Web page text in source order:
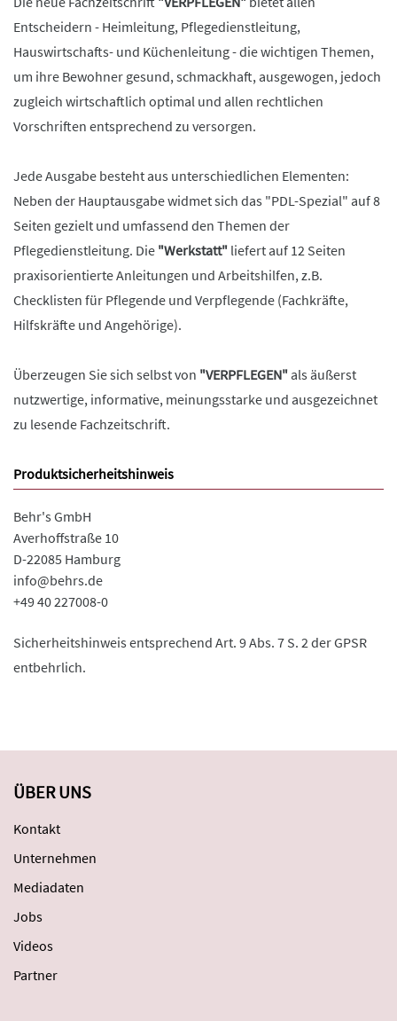
Entscheidern - Heimleitung, Pflegedienstleitung,
Hauswirtschafts- und Küchenleitung - die wichtigen Themen,
um ihre Bewohner gesund, schmackhaft, ausgewogen, jedoch
zugleich wirtschaftlich optimal und allen rechtlichen
Vorschriften entsprechend zu versorgen.
Jede Ausgabe besteht aus unterschiedlichen Elementen:
Neben der Hauptausgabe widmet sich das "PDL-Spezial" auf 8
Seiten gezielt und umfassend den Themen der
Pflegedienstleitung. Die "Werkstatt" liefert auf 12 Seiten
praxisorientierte Anleitungen und Arbeitshilfen, z.B.
Checklisten für Pflegende und Verpflegende (Fachkräfte,
Hilfskräfte und Angehörige).
Überzeugen Sie sich selbst von "VERPFLEGEN" als äußerst
nutzwertige, informative, meinungsstarke und ausgezeichnet
zu lesende Fachzeitschrift.
Produktsicherheitshinweis
Behr's GmbH
Averhoffstraße 10
D-22085 Hamburg
info@behrs.de
+49 40 227008-0
Sicherheitshinweis entsprechend Art. 9 Abs. 7 S. 2 der GPSR
entbehrlich.
ÜBER UNS
Kontakt
Unternehmen
Mediadaten
Jobs
Videos
Partner